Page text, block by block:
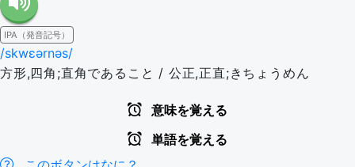
IPA（発音記号）
/skwɛərnəs/
方形,四角;直角であること / 公正,正直;きちょうめん
意味を覚える
単語を覚える